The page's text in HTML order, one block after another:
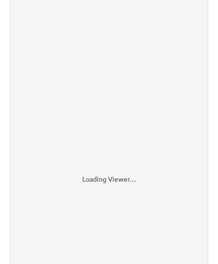
Loading Viewer…